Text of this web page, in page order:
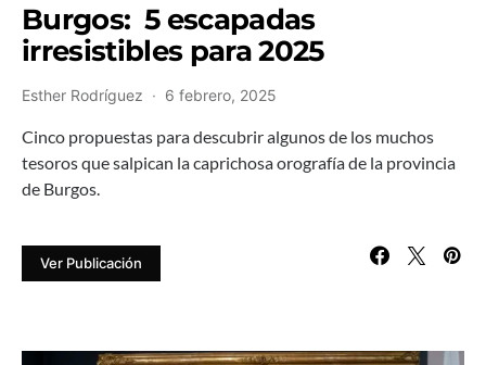
Burgos: 5 escapadas
irresistibles para 2025
Esther Rodríguez 6 febrero, 2025
Cinco propuestas para descubrir algunos de los muchos
tesoros que salpican la caprichosa orografía de la provincia
de Burgos.
Ver Publicación